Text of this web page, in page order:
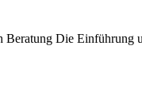
Die Einführung